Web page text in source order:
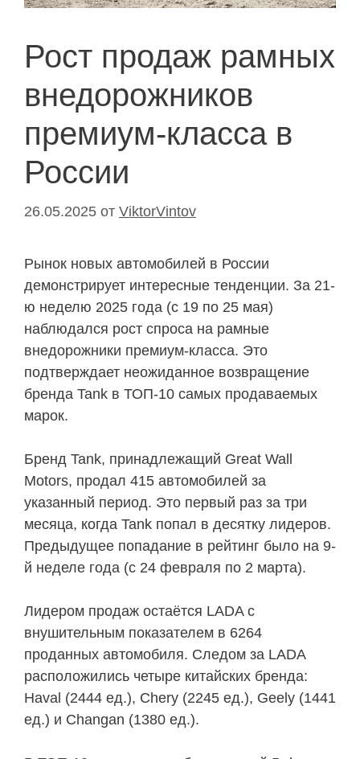
Рост продаж рамных
внедорожников
премиум-класса в
России
26.05.2025 от ViktorVintov
Рынок новых автомобилей в России
демонстрирует интересные тенденции. За 21-
ю неделю 2025 года (с 19 по 25 мая)
наблюдался рост спроса на рамные
внедорожники премиум-класса. Это
подтверждает неожиданное возвращение
бренда Tank в ТОП-10 самых продаваемых
марок.
Бренд Tank, принадлежащий Great Wall
Motors, продал 415 автомобилей за
указанный период. Это первый раз за три
месяца, когда Tank попал в десятку лидеров.
Предыдущее попадание в рейтинг было на 9-
й неделе года (с 24 февраля по 2 марта).
Лидером продаж остаётся LADA с
внушительным показателем в 6264
проданных автомобиля. Следом за LADA
расположились четыре китайских бренда:
Haval (2444 ед.), Chery (2245 ед.), Geely (1441
ед.) и Changan (1380 ед.).